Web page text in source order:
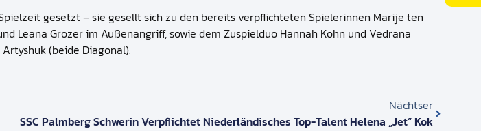
gesetzt – sie gesellt sich zu den bereits verpflichteten Spielerinnen Marije ten
Leana Grozer im Außenangriff, sowie dem Zuspielduo Hannah Kohn und Vedrana
(beide Diagonal).
Nächtser
SSC Palmberg Schwerin Verpflichtet Niederländisches Top-Talent Helena „Jet“ Kok